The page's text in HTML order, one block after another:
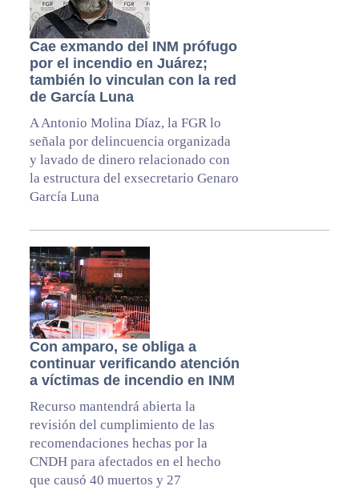
Cae exmando del INM prófugo
por el incendio en Juárez;
también lo vinculan con la red
de García Luna
A Antonio Molina Díaz, la FGR lo
señala por delincuencia organizada
y lavado de dinero relacionado con
la estructura del exsecretario Genaro
García Luna
Con amparo, se obliga a
continuar verificando atención
a víctimas de incendio en INM
Recurso mantendrá abierta la
revisión del cumplimiento de las
recomendaciones hechas por la
CNDH para afectados en el hecho
que causó 40 muertos y 27